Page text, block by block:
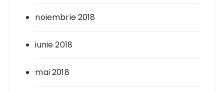
noiembrie 2018
iunie 2018
mai 2018